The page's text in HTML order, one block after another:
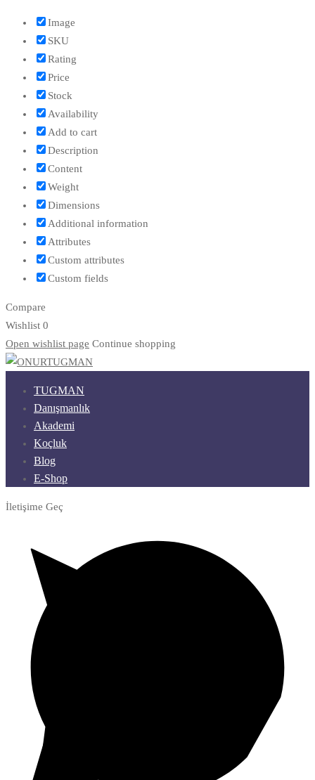
Image
SKU
Rating
Price
Stock
Availability
Add to cart
Description
Content
Weight
Dimensions
Additional information
Attributes
Custom attributes
Custom fields
Compare
Wishlist 0
Open wishlist page Continue shopping
TUGMAN
Danışmanlık
Akademi
Koçluk
Blog
E-Shop
İletişime Geç